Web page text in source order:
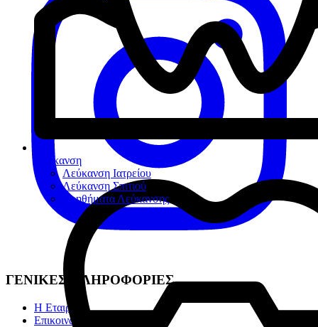
Λεύκανση
Λεύκανση Ιατρείου
Λεύκανση Σπιτιού
Βοηθήματα Λεύκανσης
ΓΕΝΙΚΕΣ ΠΛΗΡΟΦΟΡΙΕΣ
Η Εταιρία
Επικοινωνία